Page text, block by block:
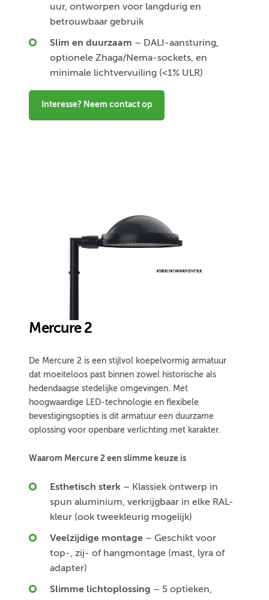
uur, ontworpen voor langdurig en
betrouwbaar gebruik
Slim en duurzaam – DALI-aansturing,
optionele Zhaga/Nema-sockets, en
minimale lichtvervuiling (<1% ULR)
Interesse? Neem contact op
Mercure 2
De Mercure 2 is een stijlvol koepelvormig armatuur
dat moeiteloos past binnen zowel historische als
hedendaagse stedelijke omgevingen. Met
hoogwaardige LED-technologie en flexibele
bevestigingsopties is dit armatuur een duurzame
oplossing voor openbare verlichting met karakter.
Waarom Mercure 2 een slimme keuze is
Esthetisch sterk – Klassiek ontwerp in
spun aluminium, verkrijgbaar in elke RAL-
kleur (ook tweekleurig mogelijk)
Veelzijdige montage – Geschikt voor
top-, zij- of hangmontage (mast, lyra of
adapter)
Slimme lichtoplossing – 5 optieken,